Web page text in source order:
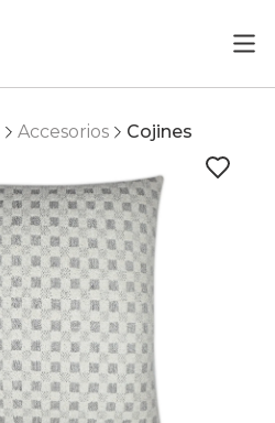
Accesorios Cojines